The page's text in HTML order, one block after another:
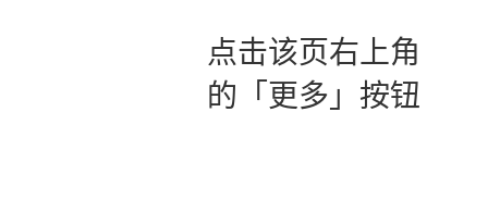
点击该页右上角
的「更多」按钮